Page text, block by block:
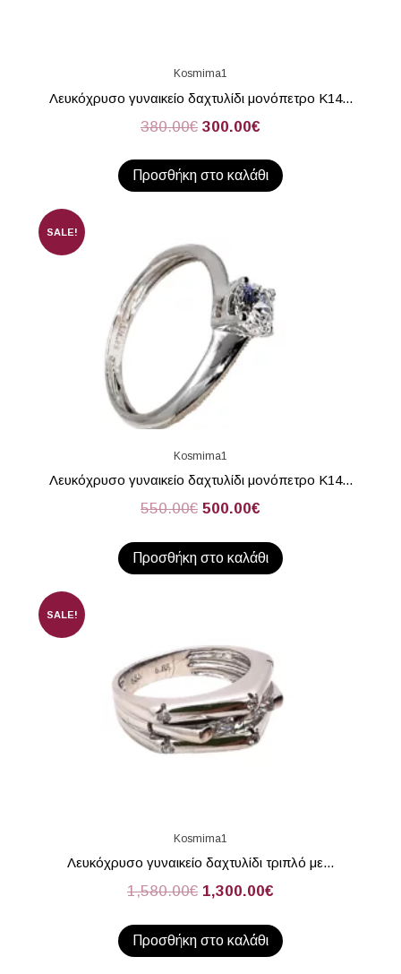
Kosmima1
Λευκόχρυσο γυναικείο δαχτυλίδι μονόπετρο Κ14...
380.00€ 300.00€
Προσθήκη στο καλάθι
SALE!
Kosmima1
Λευκόχρυσο γυναικείο δαχτυλίδι μονόπετρο Κ14...
550.00€ 500.00€
Προσθήκη στο καλάθι
SALE!
Kosmima1
Λευκόχρυσο γυναικείο δαχτυλίδι τριπλό με...
1,580.00€ 1,300.00€
Προσθήκη στο καλάθι